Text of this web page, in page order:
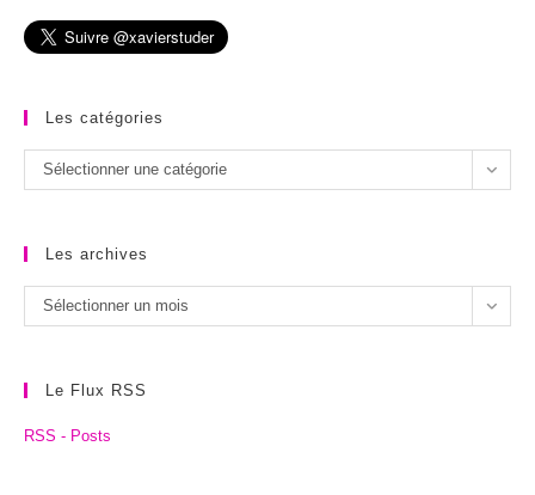
Les catégories
Les
catégories
Sélectionner une catégorie
Les archives
Les
archives
Sélectionner un mois
Le Flux RSS
RSS - Posts